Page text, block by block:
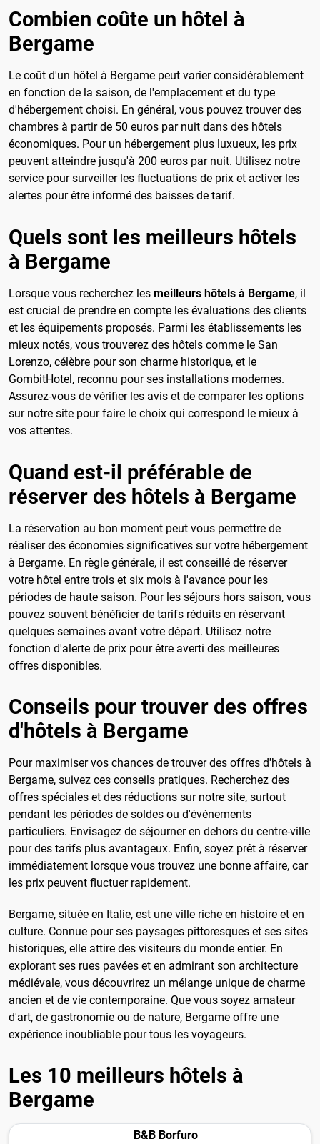
Combien coûte un hôtel à
Bergame
Le coût d'un hôtel à Bergame peut varier considérablement
en fonction de la saison, de l'emplacement et du type
d'hébergement choisi. En général, vous pouvez trouver des
chambres à partir de 50 euros par nuit dans des hôtels
économiques. Pour un hébergement plus luxueux, les prix
peuvent atteindre jusqu'à 200 euros par nuit. Utilisez notre
service pour surveiller les fluctuations de prix et activer les
alertes pour être informé des baisses de tarif.
Quels sont les meilleurs hôtels
à Bergame
Lorsque vous recherchez les meilleurs hôtels à Bergame, il
est crucial de prendre en compte les évaluations des clients
et les équipements proposés. Parmi les établissements les
mieux notés, vous trouverez des hôtels comme le San
Lorenzo, célèbre pour son charme historique, et le
GombitHotel, reconnu pour ses installations modernes.
Assurez-vous de vérifier les avis et de comparer les options
sur notre site pour faire le choix qui correspond le mieux à
vos attentes.
Quand est-il préférable de
réserver des hôtels à Bergame
La réservation au bon moment peut vous permettre de
réaliser des économies significatives sur votre hébergement
à Bergame. En règle générale, il est conseillé de réserver
votre hôtel entre trois et six mois à l'avance pour les
périodes de haute saison. Pour les séjours hors saison, vous
pouvez souvent bénéficier de tarifs réduits en réservant
quelques semaines avant votre départ. Utilisez notre
fonction d'alerte de prix pour être averti des meilleures
offres disponibles.
Conseils pour trouver des offres
d'hôtels à Bergame
Pour maximiser vos chances de trouver des offres d'hôtels à
Bergame, suivez ces conseils pratiques. Recherchez des
offres spéciales et des réductions sur notre site, surtout
pendant les périodes de soldes ou d'événements
particuliers. Envisagez de séjourner en dehors du centre-ville
pour des tarifs plus avantageux. Enfin, soyez prêt à réserver
immédiatement lorsque vous trouvez une bonne affaire, car
les prix peuvent fluctuer rapidement.
Bergame, située en Italie, est une ville riche en histoire et en
culture. Connue pour ses paysages pittoresques et ses sites
historiques, elle attire des visiteurs du monde entier. En
explorant ses rues pavées et en admirant son architecture
médiévale, vous découvrirez un mélange unique de charme
ancien et de vie contemporaine. Que vous soyez amateur
d'art, de gastronomie ou de nature, Bergame offre une
expérience inoubliable pour tous les voyageurs.
Les 10 meilleurs hôtels à
Bergame
B&B Borfuro